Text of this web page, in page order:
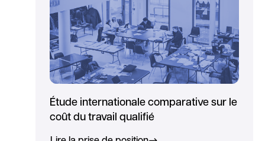
Étude internationale comparative sur le
coût du travail qualifié